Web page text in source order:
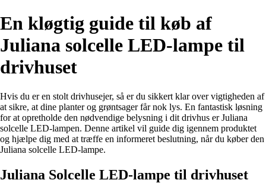
En kløgtig guide til køb af
Juliana solcelle LED-lampe til
drivhuset
Hvis du er en stolt drivhusejer, så er du sikkert klar over vigtigheden af
at sikre, at dine planter og grøntsager får nok lys. En fantastisk løsning
for at opretholde den nødvendige belysning i dit drivhus er Juliana
solcelle LED-lampen. Denne artikel vil guide dig igennem produktet
og hjælpe dig med at træffe en informeret beslutning, når du køber den
Juliana solcelle LED-lampe.
Juliana Solcelle LED-lampe til drivhuset